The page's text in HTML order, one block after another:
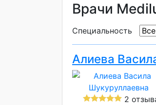
Врачи
Специальность
Алиева
2